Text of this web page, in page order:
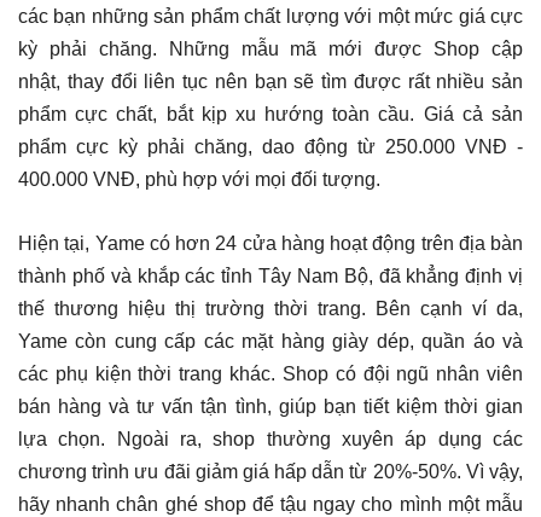
các bạn những sản phẩm chất lượng với một mức giá cực
kỳ phải chăng. Những mẫu mã mới được Shop cập
nhật, thay đổi liên tục nên bạn sẽ tìm được rất nhiều sản
phẩm cực chất, bắt kịp xu hướng toàn cầu. Giá cả sản
phẩm cực kỳ phải chăng, dao động từ 250.000 VNĐ -
400.000 VNĐ, phù hợp với mọi đối tượng.
Hiện tại, Yame có hơn 24 cửa hàng hoạt động trên địa bàn
thành phố và khắp các tỉnh Tây Nam Bộ, đã khẳng định vị
thế thương hiệu thị trường thời trang. Bên cạnh ví da,
Yame còn cung cấp các mặt hàng giày dép, quần áo và
các phụ kiện thời trang khác. Shop có đội ngũ nhân viên
bán hàng và tư vấn tận tình, giúp bạn tiết kiệm thời gian
lựa chọn. Ngoài ra, shop thường xuyên áp dụng các
chương trình ưu đãi giảm giá hấp dẫn từ 20%-50%. Vì vậy,
hãy nhanh chân ghé shop để tậu ngay cho mình một mẫu